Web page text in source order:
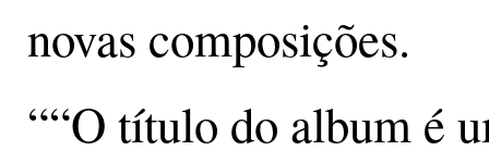
novas composições.
““O título do album é